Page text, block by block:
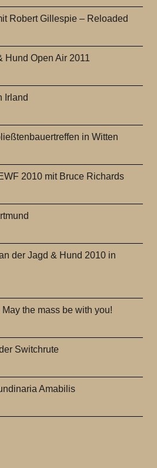
Robert Gillespie – Reloaded
Hund Open Air 2011
Irland
in Witten
2010 mit Bruce Richards
der Jagd & Hund 2010 in
the mass be with you!
Switchrute
Amabilis